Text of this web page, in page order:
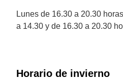
Lunes de 16.30 a 20.30
a 14.30 y de 16.30 a 20.30
Horario de invierno